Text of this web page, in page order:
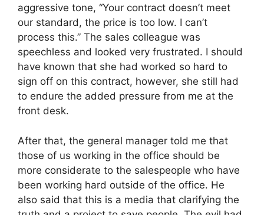
aggressive tone, “Your contract doesn’t meet
our standard, the price is too low. I can’t
process this.” The sales colleague was
speechless and looked very frustrated. I should
have known that she had worked so hard to
sign off on this contract, however, she still had
to endure the added pressure from me at the
front desk.
After that, the general manager told me that
those of us working in the office should be
more considerate to the salespeople who have
been working hard outside of the office. He
also said that this is a media that clarifying the